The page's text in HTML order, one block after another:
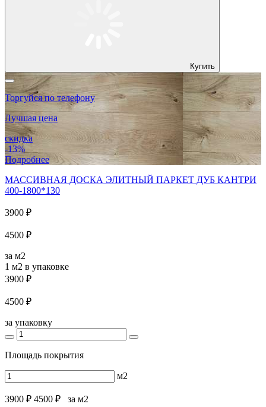
Купить
Торгуйся по телефону
Лучшая цена
скидка
-13%
Подробнее
МАССИВНАЯ ДОСКА ЭЛИТНЫЙ ПАРКЕТ ДУБ КАНТРИ
400-1800*130
3900 ₽
4500 ₽
за м2
1 м2 в упаковке
3900 ₽
4500 ₽
за упаковку
Площадь покрытия
м2
3900 ₽ 4500 ₽ за м2